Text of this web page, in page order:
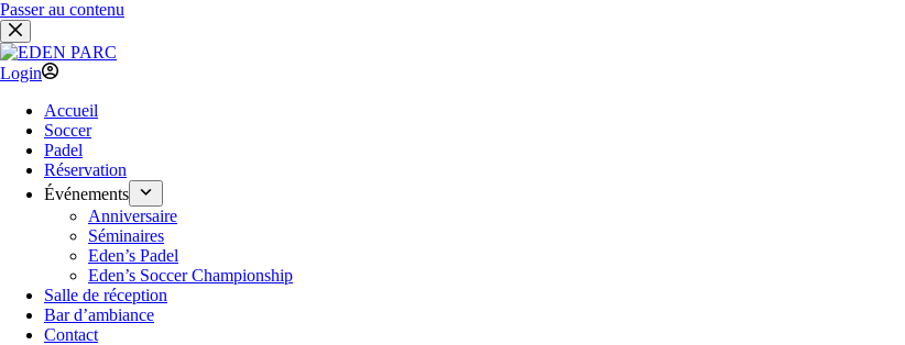
Passer au contenu
Login
Accueil
Soccer
Padel
Réservation
Événements
Anniversaire
Séminaires
Eden’s Padel
Eden’s Soccer Championship
Salle de réception
Bar d’ambiance
Contact